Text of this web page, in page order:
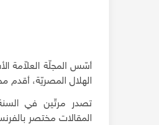
الهلال المصريّة، أقدم
المقالات مختصر